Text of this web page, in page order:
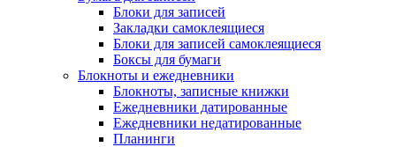
Блоки для записей
Закладки самоклеящиеся
Блоки для записей самоклеящиеся
Боксы для бумаги
Блокноты и ежедневники
Блокноты, записные книжки
Ежедневники датированные
Ежедневники недатированные
Планинги